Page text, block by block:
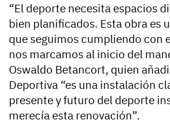
“El deporte necesita espacios
bien planificados. Esta obra es
que seguimos cumpliendo con
nos marcamos al inicio del
Oswaldo Betancort, quien
Deportiva “es una instalación
presente y futuro del deporte
merecía esta renovación”.